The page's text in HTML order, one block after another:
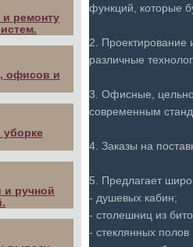
функций, которые
2. Проектирование
различные
3. Офисные,
современным
4. Заказы на
5. Предлагает
- душевых кабин;
- столешниц из
- стеклянных полов
ремонту
офисов и
уборке
и ручной